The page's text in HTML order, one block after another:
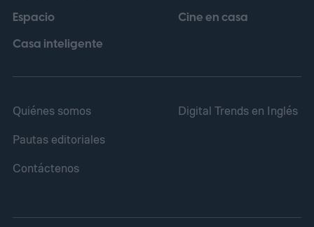
Espacio
Casa inteligente
Cine en casa
Quiénes somos
Pautas editoriales
Contáctenos
Digital Trends en Inglés